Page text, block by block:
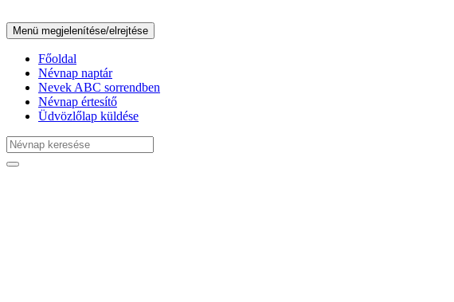
Menü megjelenítése/elrejtése
Főoldal
Névnap naptár
Nevek ABC sorrendben
Névnap értesítő
Üdvözlőlap küldése